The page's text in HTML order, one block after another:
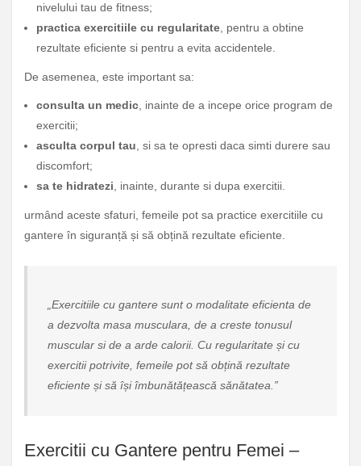
nivelului tau de fitness;
practica exercitiile cu regularitate , pentru a obtine
rezultate eficiente si pentru a evita accidentele.
De asemenea, este important sa:
consulta un medic , inainte de a incepe orice program de
exercitii;
asculta corpul tau , si sa te opresti daca simti durere sau
discomfort;
sa te hidratezi , inainte, durante si dupa exercitii.
urmând aceste sfaturi, femeile pot sa practice exercitiile cu
gantere în siguranță și să obțină rezultate eficiente.
„Exercitiile cu gantere sunt o modalitate eficienta de
a dezvolta masa musculara, de a creste tonusul
muscular si de a arde calorii. Cu regularitate și cu
exercitii potrivite, femeile pot să obțină rezultate
eficiente și să își îmbunătățească sănătatea.”
Exercitii cu Gantere pentru Femei –